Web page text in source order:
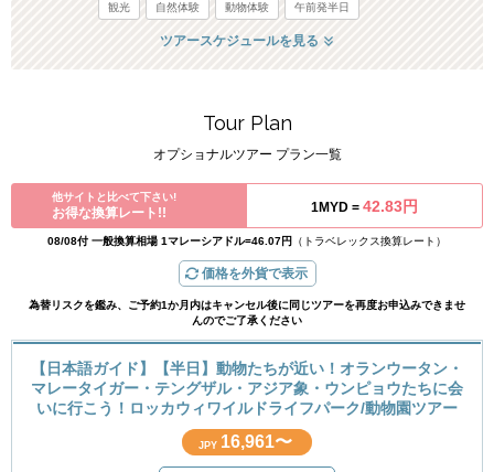
観光 自然体験 動物体験 午前発半日
ツアースケジュールを見る
Tour Plan
オプショナルツアー プラン一覧
他サイトと比べて下さい!
お得な換算レート!! 1MYD = 42.83円
08/08付 一般換算相場 1マレーシアドル=46.07円 （トラベレックス換算レート）
価格を外貨で表示
為替リスクを鑑み、ご予約1か月内はキャンセル後に同じツアーを再度お申込みできませ
んのでご了承ください
【日本語ガイド】【半日】動物たちが近い！オランウータン・
マレータイガー・テングザル・アジア象・ウンピョウたちに会
いに行こう！ロッカウィワイルドライフパーク/動物園ツアー
JPY 16,961〜